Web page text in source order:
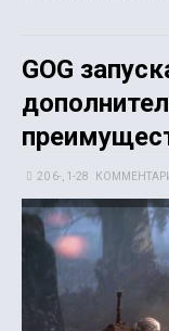
GOG
20 6-, 1-28